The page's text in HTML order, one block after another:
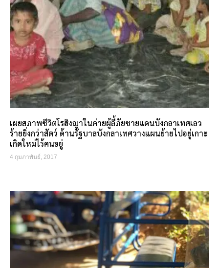
เผยสภาพชีวิตโรฮิงญาในค่ายผู้ลี้ภัยชายแดนบังกลาเทศเลว
ร้ายยิ่งกว่าสัตว์ ด้านรัฐบาลบังกลาเทศวางแผนย้ายไปอยู่เกาะ
เกิดใหม่ไร้คนอยู่
4 กุมภาพันธ์, 2017